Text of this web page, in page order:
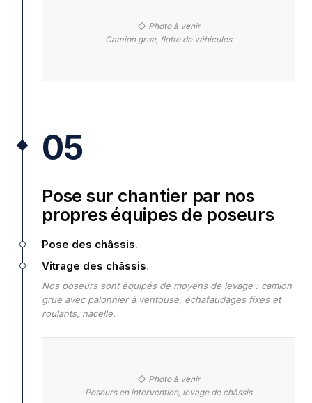
◇ Photo à venir
Camion grue, flotte de véhicules
05
Pose sur chantier par nos
propres équipes de poseurs
Pose des châssis.
Vitrage des châssis.
Nos poseurs sont équipés de moyens de levage : camion
grue avec palonnier à ventouse, échafaudages fixes et
roulants, nacelle.
◇ Photo à venir
Poseurs en intervention, levage de châssis